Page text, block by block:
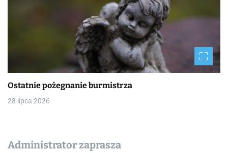
Ostatnie pożegnanie burmistrza
28 lipca 2026
Administrator zaprasza